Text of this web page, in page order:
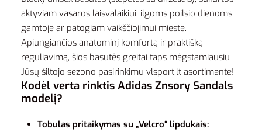
aktyviam vasaros laisvalaikiui, ilgoms poilsio dienoms
gamtoje ar patogiam vaikščiojimui mieste.
Apjungiančios anatominį komfortą ir praktišką
reguliavimą, šios basutės greitai taps mėgstamiausiu
Jūsų šiltojo sezono pasirinkimu vlsport.lt asortimente!
Kodėl verta rinktis Adidas Znsory Sandals
modelį?
Tobulas pritaikymas su „Velcro“ lipdukais: